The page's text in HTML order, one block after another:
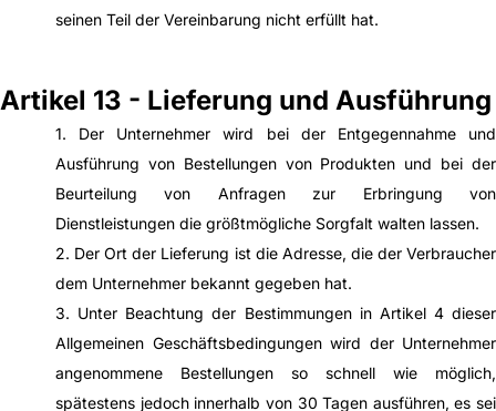
seinen Teil der Vereinbarung nicht erfüllt hat.
Artikel 13 - Lieferung und Ausführung
1. Der Unternehmer wird bei der Entgegennahme und
Ausführung von Bestellungen von Produkten und bei der
Beurteilung von Anfragen zur Erbringung von
Dienstleistungen die größtmögliche Sorgfalt walten lassen.
2. Der Ort der Lieferung ist die Adresse, die der Verbraucher
dem Unternehmer bekannt gegeben hat.
3. Unter Beachtung der Bestimmungen in Artikel 4 dieser
Allgemeinen Geschäftsbedingungen wird der Unternehmer
angenommene Bestellungen so schnell wie möglich,
spätestens jedoch innerhalb von 30 Tagen ausführen, es sei